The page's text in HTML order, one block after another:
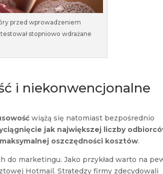
przed wprowadzeniem
stopniowo wdrażane
i niekonwencjonalne
wiążą się natomiast bezpośrednio
jak największej liczby
oszczędności kosztów.
do marketingu. Jako przykład warto na
Hotmail. Stratedzy firmy zdecydowali